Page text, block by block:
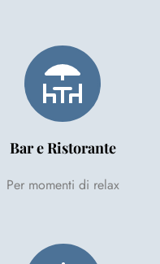
Bar e Ristorante
Per momenti di relax